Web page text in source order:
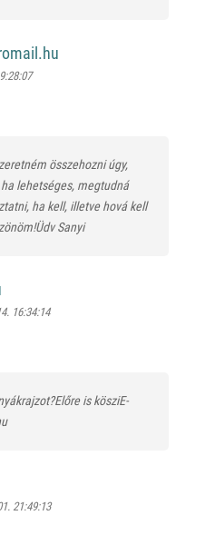
összehozni úgy,
lehetséges, megtudná
ha kell, illetve hová kell
Sanyi
16:34:14
is kösziE-
21:49:13